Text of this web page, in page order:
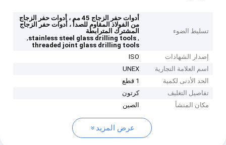
تسليط الضوء
أدوات حفر الزجاج 45 مم ، أدوات حفر الزجاج
من الفولاذ المقاوم للصدأ ، أدوات حفر الزجاج
المشترك المترابطة
,
stainless steel glass drilling tools
,
threaded joint glass drilling tools
إصدار الشهادات
ISO
اسم العلامة التجارية
UNEX
الحد الأدنى لكمية
1 قطع
تفاصيل التغليف
كرتون
مكان المنشأ
الصين
عرض المزيد